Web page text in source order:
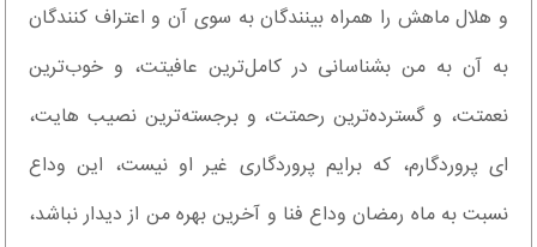
و هلال ماهش را همراه بینندگان به سوى آن و اعتراف کنندگان
به آن به من بشناسانی در کامل‌ترین عافیتت، و خوب‌ترین
نعمتت، و گسترده‌ترین رحمتت، و برجسته‌ترین نصیب هایت،
اى پروردگارم، که برایم پروردگاری غیر او نیست، این وداع
نسبت به ماه رمضان وداع فنا و آخرین بهره من از دیدار نباشد،